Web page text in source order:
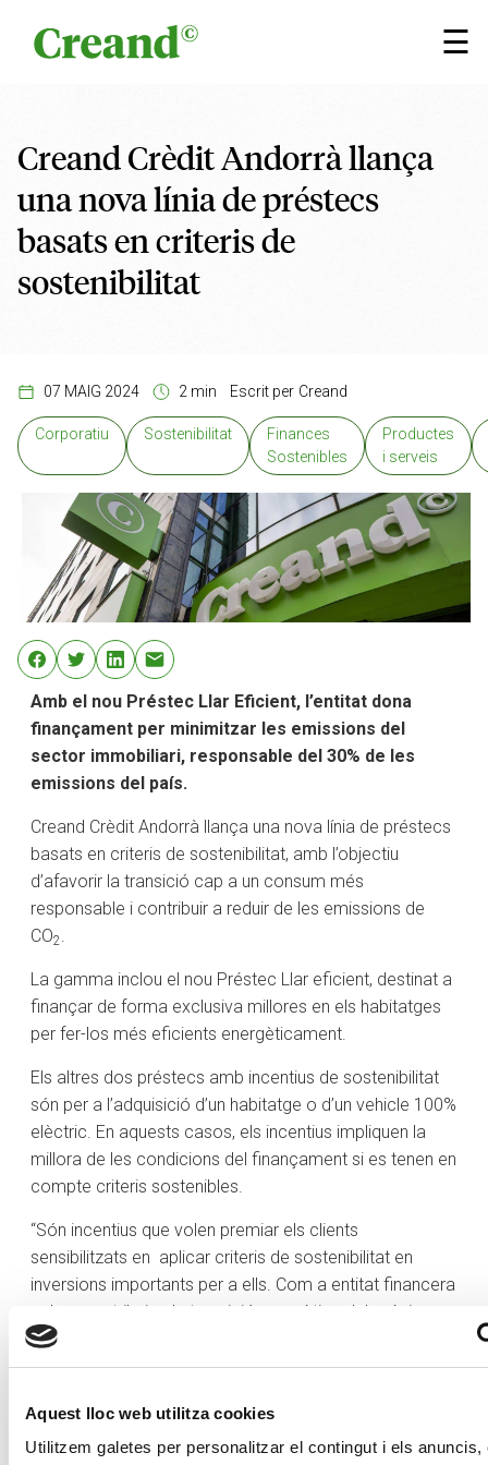
Aquest lloc web utilitza cookies
Utilitzem galetes per personalitzar el contingut i els anuncis,
☰
Creand Crèdit Andorrà llança
una nova línia de préstecs
basats en criteris de
sostenibilitat
07 MAIG 2024 2 min Escrit per Creand
Corporatiu Sostenibilitat
Finances
Sostenibles
Productes
i serveis
Amb el nou Préstec Llar Eficient, l’entitat dona
finançament per minimitzar les emissions del
sector immobiliari, responsable del 30% de les
emissions del país.
Creand Crèdit Andorrà llança una nova línia de préstecs
basats en criteris de sostenibilitat, amb l’objectiu
d’afavorir la transició cap a un consum més
responsable i contribuir a reduir de les emissions de
CO2.
La gamma inclou el nou Préstec Llar eficient, destinat a
finançar de forma exclusiva millores en els habitatges
per fer-los més eficients energèticament.
Els altres dos préstecs amb incentius de sostenibilitat
són per a l’adquisició d’un habitatge o d’un vehicle 100%
elèctric. En aquests casos, els incentius impliquen la
millora de les condicions del finançament si es tenen en
compte criteris sostenibles.
“Són incentius que volen premiar els clients
sensibilitzats en aplicar criteris de sostenibilitat en
inversions importants per a ells. Com a entitat financera
volem contribuir a la transició energètica del país i
creiem que a través de petits canvis que promovem en
els nostres costums podem aportar un gran impacte”,
Sostenibilitat de Creand Crèdit Andorrà.